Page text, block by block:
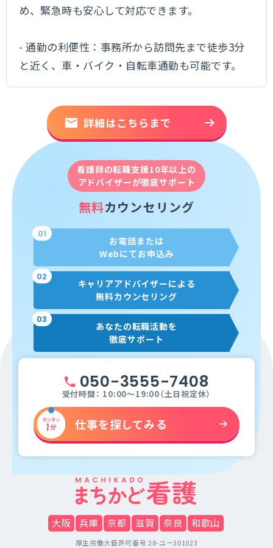
め、緊急時も安心して対応できます。
- 通勤の利便性：事務所から訪問先まで徒歩3分
と近く、車・バイク・自転車通勤も可能です。
詳細はこちらまで
看護師の転職支援10年以上の
アドバイザーが徹底サポート
無料カウンセリング
01
お電話または
Webにてお申込み
02
キャリアアドバイザーによる
無料カウンセリング
03
あなたの転職活動を
徹底サポート
050-3555-7408
受付時間： 10:00～19:00（土日祝定休）
仕事を探してみる
大阪 兵庫 京都 滋賀 奈良 和歌山
厚生労働大臣許可番号 28-ユー301023